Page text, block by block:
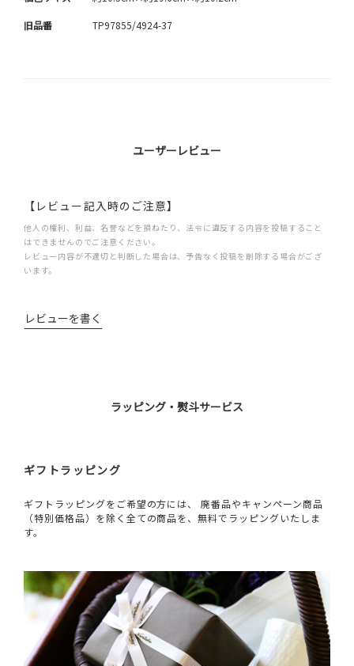
旧品番 TP97855/4924-37
ユーザーレビュー
【レビュー記入時のご注意】
他人の権利、利益、名誉などを損ねたり、法令に違反する内容を投稿すること
はできませんのでご注意ください。
レビュー内容が不適切と判断した場合は、予告なく投稿を削除する場合がござ
います。
レビューを書く
ラッピング・熨斗サービス
ギフトラッピング
ギフトラッピングをご希望の方には、 廃番品やキャンペーン商品
（特別価格品）を除く全ての商品を、無料でラッピングいたしま
す。